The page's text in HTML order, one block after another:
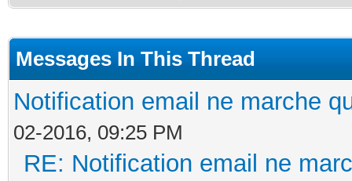
Messages In This Thread
Notification email ne marche
02-2016, 09:25 PM
RE: Notification email ne